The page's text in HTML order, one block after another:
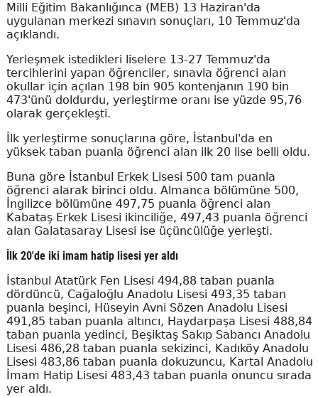
Milli Eğitim Bakanlığınca (MEB) 13 Haziran'da
uygulanan merkezi sınavın sonuçları, 10 Temmuz'da
açıklandı.
Yerleşmek istedikleri liselere 13-27 Temmuz'da
tercihlerini yapan öğrenciler, sınavla öğrenci alan
okullar için açılan 198 bin 905 kontenjanın 190 bin
473'ünü doldurdu, yerleştirme oranı ise yüzde 95,76
olarak gerçekleşti.
İlk yerleştirme sonuçlarına göre, İstanbul'da en
yüksek taban puanla öğrenci alan ilk 20 lise belli oldu.
Buna göre İstanbul Erkek Lisesi 500 tam puanla
öğrenci alarak birinci oldu. Almanca bölümüne 500,
İngilizce bölümüne 497,75 puanla öğrenci alan
Kabataş Erkek Lisesi ikinciliğe, 497,43 puanla öğrenci
alan Galatasaray Lisesi ise üçüncülüğe yerleşti.
İlk 20'de iki imam hatip lisesi yer aldı
İstanbul Atatürk Fen Lisesi 494,88 taban puanla
dördüncü, Cağaloğlu Anadolu Lisesi 493,35 taban
puanla beşinci, Hüseyin Avni Sözen Anadolu Lisesi
491,85 taban puanla altıncı, Haydarpaşa Lisesi 488,84
taban puanla yedinci, Beşiktaş Sakıp Sabancı Anadolu
Lisesi 486,28 taban puanla sekizinci, Kadıköy Anadolu
Lisesi 483,86 taban puanla dokuzuncu, Kartal Anadolu
İmam Hatip Lisesi 483,43 taban puanla onuncu sırada
yer aldı.